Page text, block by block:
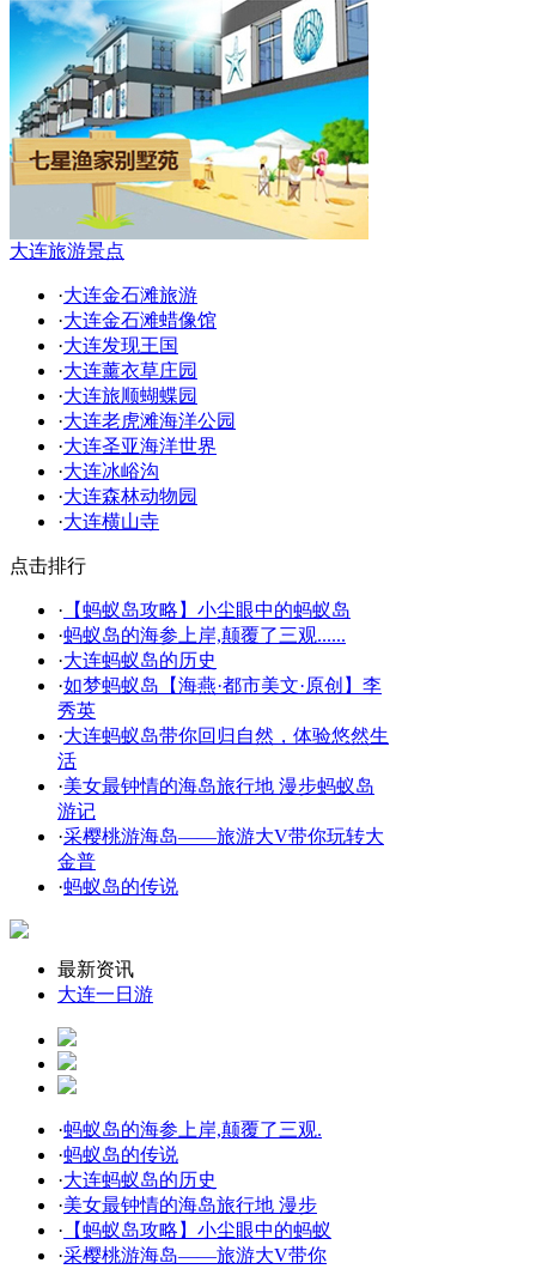
大连旅游景点
·大连金石滩旅游
·大连金石滩蜡像馆
·大连发现王国
·大连薰衣草庄园
·大连旅顺蝴蝶园
·大连老虎滩海洋公园
·大连圣亚海洋世界
·大连冰峪沟
·大连森林动物园
·大连横山寺
点击排行
· 【蚂蚁岛攻略】小尘眼中的蚂蚁岛
·蚂蚁岛的海参上岸,颠覆了三观......
·大连蚂蚁岛的历史
·如梦蚂蚁岛【海燕·都市美文·原创】李
秀英
·大连蚂蚁岛带你回归自然，体验悠然生
活
·美女最钟情的海岛旅行地 漫步蚂蚁岛
游记
·采樱桃游海岛——旅游大V带你玩转大
金普
·蚂蚁岛的传说
最新资讯
大连一日游
·蚂蚁岛的海参上岸,颠覆了三观.
·蚂蚁岛的传说
·大连蚂蚁岛的历史
·美女最钟情的海岛旅行地 漫步
· 【蚂蚁岛攻略】小尘眼中的蚂蚁
·采樱桃游海岛——旅游大V带你